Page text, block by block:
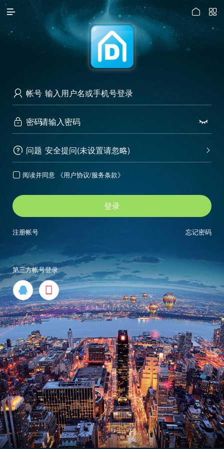
访问电脑版
 

 帐号
 密码 
 问题 
安全提问(未设置请忽略)
 阅读并同意 《用户协议/服务条款》
登录
忘记密码
注册帐号
第三方帐号登录
 